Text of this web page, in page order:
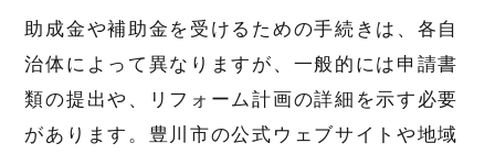
助成金や補助金を受けるための手続きは、各自
治体によって異なりますが、一般的には申請書
類の提出や、リフォーム計画の詳細を示す必要
があります。豊川市の公式ウェブサイトや地域